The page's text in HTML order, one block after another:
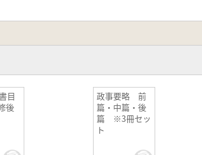
目
後
政事要略 前
篇・中篇・後
篇 ※3冊セッ
ト